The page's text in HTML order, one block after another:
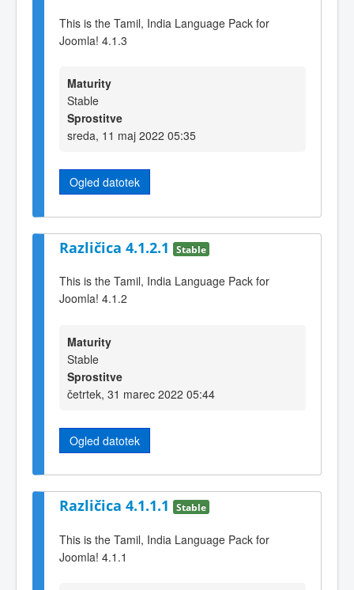
This is the Tamil, India Language Pack for
Joomla! 4.1.3
Maturity
Stable
Sprostitve
sreda, 11 maj 2022 05:35
Ogled datotek
Različica 4.1.2.1 Stable
This is the Tamil, India Language Pack for
Joomla! 4.1.2
Maturity
Stable
Sprostitve
četrtek, 31 marec 2022 05:44
Ogled datotek
Različica 4.1.1.1 Stable
This is the Tamil, India Language Pack for
Joomla! 4.1.1